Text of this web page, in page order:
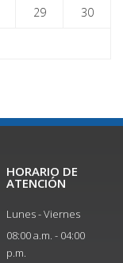
29 30
HORARIO DE
ATENCIÓN
Lunes - Viernes
08:00 a.m. - 04:00
p.m.